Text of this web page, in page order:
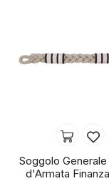
Soggolo
d'Armata